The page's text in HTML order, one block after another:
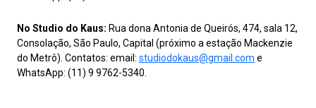
No Studio do Kaus: Rua dona Antonia de Queirós, 474, sala 12,
Consolação, São Paulo, Capital (próximo a estação Mackenzie
do Metrô). Contatos: email: studiodokaus@gmail.com e
WhatsApp: (11) 9 9762-5340.